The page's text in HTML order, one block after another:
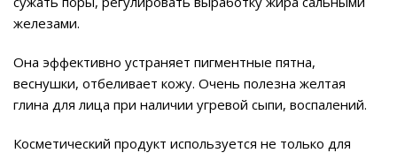
железами.
Она эффективно устраняет пигментные пятна,
веснушки, отбеливает кожу. Очень полезна желтая
глина для лица при наличии угревой сыпи, воспалений.
Косметический продукт используется не только для